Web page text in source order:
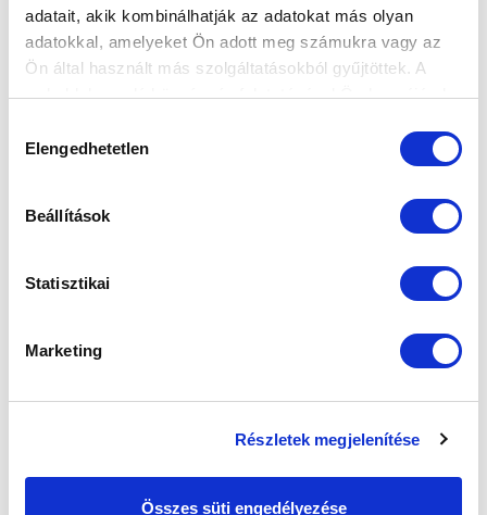
adatait, akik kombinálhatják az adatokat más olyan
adatokkal, amelyeket Ön adott meg számukra vagy az
Ön által használt más szolgáltatásokból gyűjtöttek. A
weboldalon való böngészés folytatásával Ön hozzájárul a
kiválasztása
Elengedhetetlen
Beállítások
Statisztikai
Marketing
Részletek megjelenítése
Összes süti engedélyezése